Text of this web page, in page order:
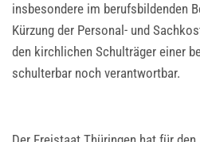
insbesondere im berufsbildenden
Kürzung der Personal- und
den kirchlichen Schulträger einer
schulterbar noch verantwortbar.